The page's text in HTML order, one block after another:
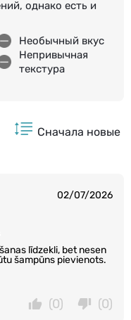
однако есть и
Необычный вкус
Непривычная
текстура
Сначала новые
02/07/2026
līdzekli, bet nesen
šampūns pievienots.
(0)
(0)